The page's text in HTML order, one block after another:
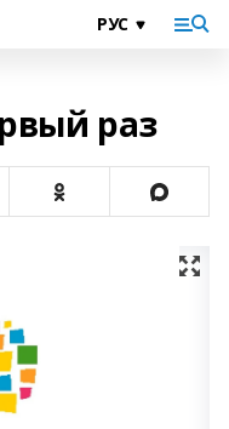
раз